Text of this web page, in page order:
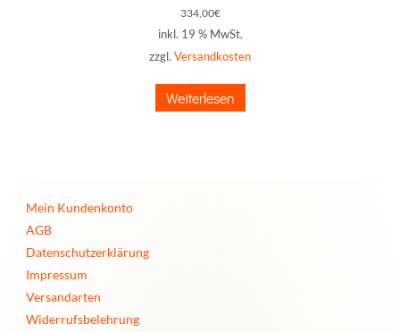
334,00€
inkl. 19 % MwSt.
zzgl. Versandkosten
Weiterlesen
Mein Kundenkonto
AGB
Datenschutzerklärung
Impressum
Versandarten
Widerrufsbelehrung